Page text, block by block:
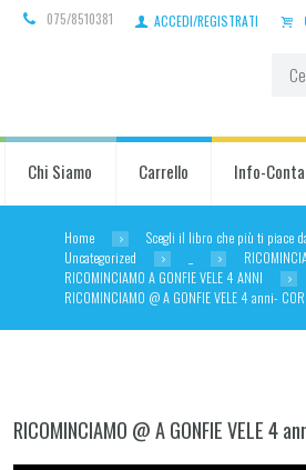
075/8510381 ACCEDI/REGISTRATI
Chi Siamo Carrello Info-
Home Scegli il libro che più ti piace
Uncategorized
RICOMINCIAMO A GONFIE VELE 4 ANNI
RICOMINCIAMO @ A GONFIE VELE 4 anni-
RICOMINCIAMO @ A GONFIE VELE 4